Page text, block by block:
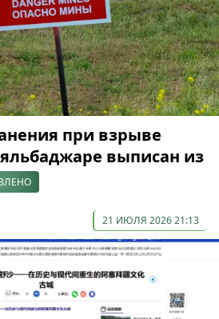
при взрыве
выписан из
21 ИЮЛЯ 2026 21:13